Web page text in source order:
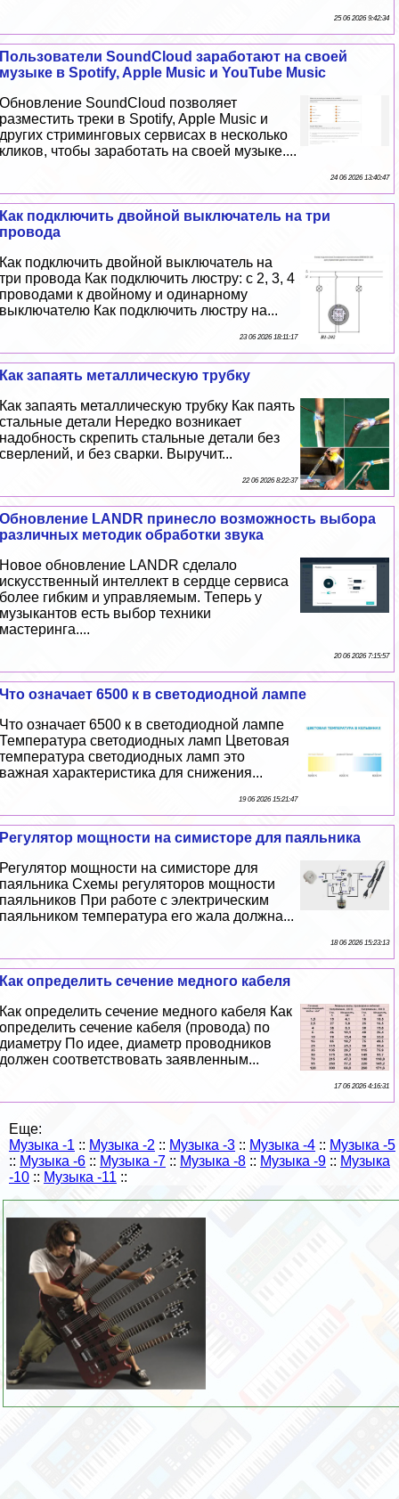
25 06 2026 9:42:34
Пользователи SoundCloud заработают на своей
музыке в Spotify, Apple Music и YouTube Music
Обновление SoundCloud позволяет
разместить треки в Spotify, Apple Music и
других стриминговых сервисах в несколько
кликов, чтобы заработать на своей музыке....
24 06 2026 13:40:47
Как подключить двойной выключатель на три
провода
Как подключить двойной выключатель на
три провода Как подключить люстру: с 2, 3, 4
проводами к двойному и одинарному
выключателю Как подключить люстру на...
23 06 2026 18:11:17
Как запаять металлическую трубку
Как запаять металлическую трубку Как паять
стальные детали Нередко возникает
надобность скрепить стальные детали без
сверлений, и без сварки. Выручит...
22 06 2026 8:22:37
Обновление LANDR принесло возможность выбора
различных методик обработки звука
Новое обновление LANDR сделало
искусственный интеллект в сердце сервиса
более гибким и управляемым. Теперь у
музыкантов есть выбор техники
мастеринга....
20 06 2026 7:15:57
Что означает 6500 к в светодиодной лампе
Что означает 6500 к в светодиодной лампе
Температура светодиодных ламп Цветовая
температура светодиодных ламп это
важная хаpaктеристика для снижения...
19 06 2026 15:21:47
Регулятор мощности на симисторе для паяльника
Регулятор мощности на симисторе для
паяльника Схемы регуляторов мощности
паяльников При работе с электрическим
паяльником температура его жала должна...
18 06 2026 15:23:13
Как определить сечение медного кабеля
Как определить сечение медного кабеля Как
определить сечение кабеля (провода) по
диаметру По идее, диаметр проводников
должен соответствовать заявленным...
17 06 2026 4:16:31
Еще:
Музыка -1 :: Музыка -2 :: Музыка -3 :: Музыка -4 :: Музыка -5
:: Музыка -6 :: Музыка -7 :: Музыка -8 :: Музыка -9 :: Музыка
-10 :: Музыка -11 ::